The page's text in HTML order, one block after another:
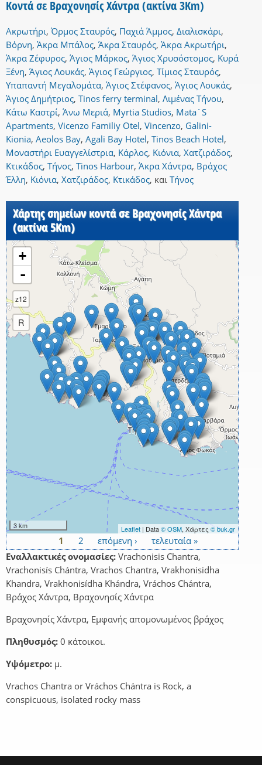
Κοντά σε Βραχονησίς Χάντρα (ακτίνα 3Km)
Ακρωτήρι,Όρμος Σταυρός, Παχιά Άμμος, Διαλισκάρι,
Βόρνη, Άκρα Μπάλος, Άκρα Σταυρός, Άκρα Ακρωτήρι,
Άκρα Ζέφυρος, Άγιος Μάρκος, Άγιος Χρυσόστομος, Κυρά
Ξένη, Άγιος Λουκάς, Άγιος Γεώργιος, Τίμιος Σταυρός,
Υπαπαντή Μεγαλομάτα, Άγιος Στέφανος, Άγιος Λουκάς,
Άγιος Δημήτριος, Tinos ferry terminal, Λιμένας Τήνου,
Κάτω Καστρί, Άνω Μεριά, Myrtia Studios, Mata`S
Apartments, Vicenzo Familiy Otel, Vincenzo, Galini-
Kionia, Aeolos Bay, Agali Bay Hotel, Tinos Beach Hotel,
Μοναστήρι Ευαγγελίστρια, Κάρλος, Κιόνια, Χατζιράδος,
Κτικάδος, Τήνος, Tinos Harbour, Άκρα Χάντρα, Βράχος
Έλλη, Κιόνια, Χατζιράδος, Κτικάδος, και Τήνος
Χάρτης σημείων κοντά σε Βραχονησίς Χάντρα
(ακτίνα 5Km)
+
-
z12
R
3 km Leaflet | Data© OSM, Χάρτες © buk.gr
Σελίδες
1 2 επόμενη ›
τελευταία »
Εναλλακτικές ονομασίες: Vrachonisis Chantra,
Vrachonisís Chántra, Vrachos Chantra, Vrakhonisidha
Khandra, Vrakhonisídha Khándra, Vráchos Chántra,
Βράχος Χάντρα, Βραχονησίς Χάντρα
Βραχονησίς Χάντρα, Εμφανής απομονωμένος βράχος
Πληθυσμός: 0 κάτοικοι.
Υψόμετρο: μ.
Vrachos Chantra or Vráchos Chántra is Rock, a
conspicuous, isolated rocky mass